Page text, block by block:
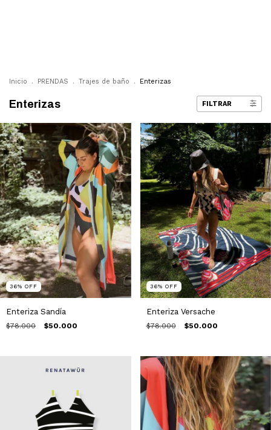
Inicio . PRENDAS . Trajes de baño . Enterizas
Enterizas FILTRAR
36% OFF
Enteriza Sandía
$78.000 $50.000
36% OFF
Enteriza Versache
$78.000 $50.000